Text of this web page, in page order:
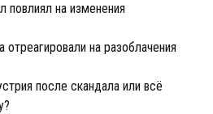
повлиял на изменения
на разоблачения
после скандала или всё